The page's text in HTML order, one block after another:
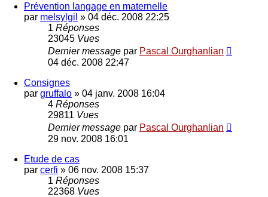
Prévention langage en maternelle
par melsylgil » 04 déc. 2008 22:25
1 Réponses
23045 Vues
Dernier message par Pascal Ourghanlian
04 déc. 2008 22:47
Consignes
par gruffalo » 04 janv. 2008 16:04
4 Réponses
29811 Vues
Dernier message par Pascal Ourghanlian
29 nov. 2008 16:01
Etude de cas
par cerfi » 06 nov. 2008 15:37
1 Réponses
22368 Vues